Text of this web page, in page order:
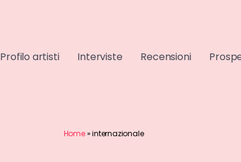
Profilo artisti Interviste Recensioni
Home»internazionale